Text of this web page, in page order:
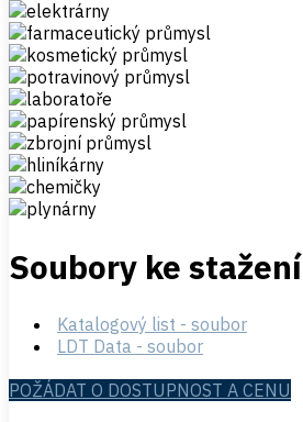
Soubory ke stažení
Katalogový list - soubor
LDT Data - soubor
POŽÁDAT O DOSTUPNOST A CENU